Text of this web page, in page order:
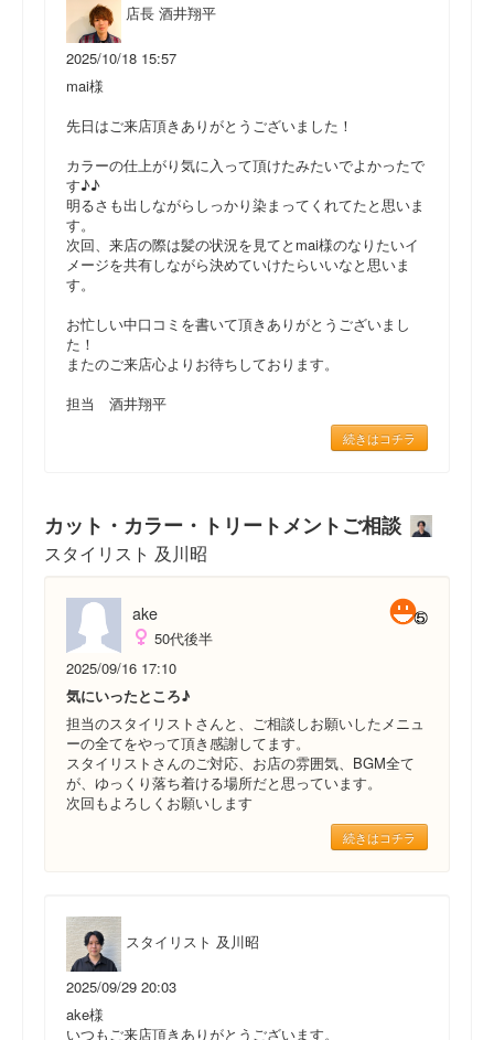
店長 酒井翔平
2025/10/18 15:57
mai様
先日はご来店頂きありがとうございました！
カラーの仕上がり気に入って頂けたみたいでよかったで
す♪♪
明るさも出しながらしっかり染まってくれてたと思いま
す。
次回、来店の際は髪の状況を見てとmai様のなりたいイ
メージを共有しながら決めていけたらいいなと思いま
す。
お忙しい中口コミを書いて頂きありがとうございまし
た！
またのご来店心よりお待ちしております。
担当 酒井翔平
続きはコチラ
カット・カラー・トリートメントご相談
スタイリスト 及川昭
ake
50代後半
2025/09/16 17:10
気にいったところ♪
担当のスタイリストさんと、ご相談しお願いしたメニュ
ーの全てをやって頂き感謝してます。
スタイリストさんのご対応、お店の雰囲気、BGM全て
が、ゆっくり落ち着ける場所だと思っています。
次回もよろしくお願いします
続きはコチラ
スタイリスト 及川昭
2025/09/29 20:03
ake様
いつもご来店頂きありがとうございます。